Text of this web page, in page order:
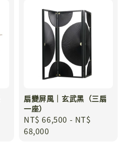
扇變屏風｜玄武黑（三扇
一座）
Regular
price
NT$ 66,500 - NT$
68,000